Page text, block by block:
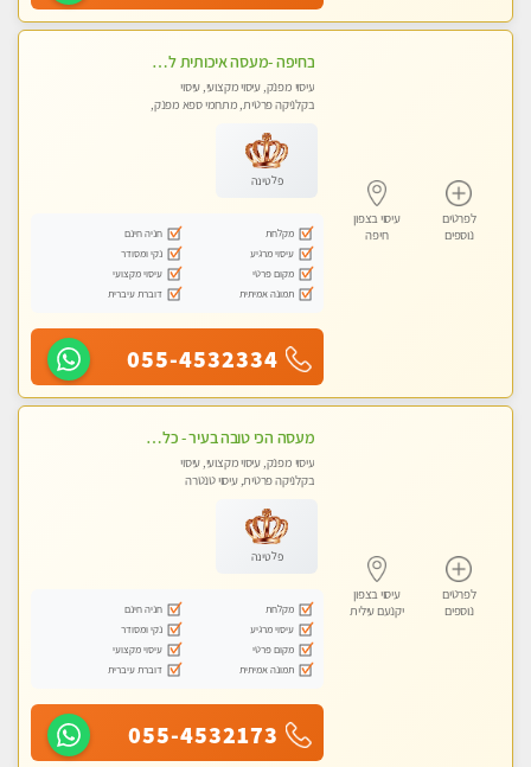
לפרטים
נוספים
עיסוי בצפון
חיפה
בחיפה -מעסה איכותית לעיסוי טנטרה מקצועי ומרגיעה - WHATSAPP ONLY
עיסוי מפנק, עיסוי מקצועי, עיסוי
בקלניקה פרטית, מתחמי ספא מפנק,
פלטינה
מקלחת
חניה חינם
עיסוי מרגיע
נקי ומסודר
מקום פרטי
עיסוי מקצועי
תמונה אמיתית
דוברת עיברית
055-4532334
לפרטים
נוספים
עיסוי בצפון
יקנעם עילית
מעסה הכי טובה בעיר - כל סוגי העיסויים מעסה מקצועית ואיכותית פרטי!!!
עיסוי מפנק, עיסוי מקצועי, עיסוי
בקלניקה פרטית, עיסוי טנטרה
פלטינה
מקלחת
חניה חינם
עיסוי מרגיע
נקי ומסודר
מקום פרטי
עיסוי מקצועי
תמונה אמיתית
דוברת עיברית
055-4532173